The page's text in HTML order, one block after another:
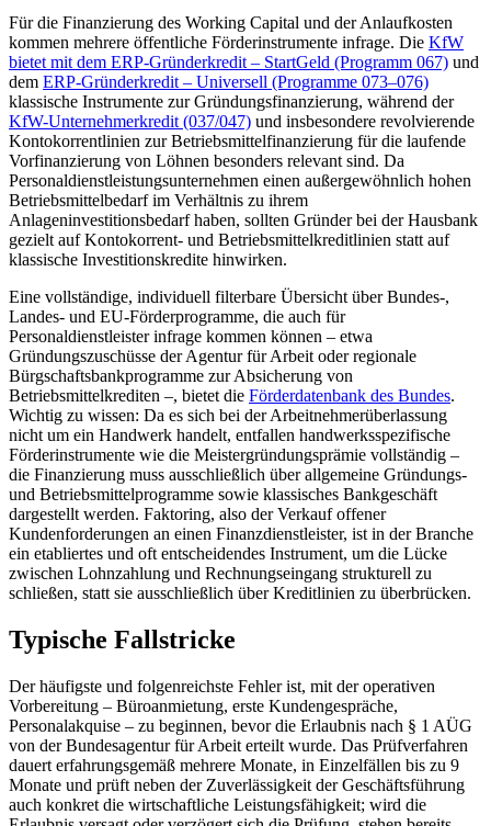
Für die Finanzierung des Working Capital und der Anlaufkosten
kommen mehrere öffentliche Förderinstrumente infrage. Die KfW
bietet mit dem ERP-Gründerkredit – StartGeld (Programm 067) und
dem ERP-Gründerkredit – Universell (Programme 073–076)
klassische Instrumente zur Gründungsfinanzierung, während der
KfW-Unternehmerkredit (037/047) und insbesondere revolvierende
Kontokorrentlinien zur Betriebsmittelfinanzierung für die laufende
Vorfinanzierung von Löhnen besonders relevant sind. Da
Personaldienstleistungsunternehmen einen außergewöhnlich hohen
Betriebsmittelbedarf im Verhältnis zu ihrem
Anlageninvestitionsbedarf haben, sollten Gründer bei der Hausbank
gezielt auf Kontokorrent- und Betriebsmittelkreditlinien statt auf
klassische Investitionskredite hinwirken.
Eine vollständige, individuell filterbare Übersicht über Bundes-,
Landes- und EU-Förderprogramme, die auch für
Personaldienstleister infrage kommen können – etwa
Gründungszuschüsse der Agentur für Arbeit oder regionale
Bürgschaftsbankprogramme zur Absicherung von
Betriebsmittelkrediten –, bietet die Förderdatenbank des Bundes.
Wichtig zu wissen: Da es sich bei der Arbeitnehmerüberlassung
nicht um ein Handwerk handelt, entfallen handwerksspezifische
Förderinstrumente wie die Meistergründungsprämie vollständig –
die Finanzierung muss ausschließlich über allgemeine Gründungs-
und Betriebsmittelprogramme sowie klassisches Bankgeschäft
dargestellt werden. Faktoring, also der Verkauf offener
Kundenforderungen an einen Finanzdienstleister, ist in der Branche
ein etabliertes und oft entscheidendes Instrument, um die Lücke
zwischen Lohnzahlung und Rechnungseingang strukturell zu
schließen, statt sie ausschließlich über Kreditlinien zu überbrücken.
Typische Fallstricke
Der häufigste und folgenreichste Fehler ist, mit der operativen
Vorbereitung – Büroanmietung, erste Kundengespräche,
Personalakquise – zu beginnen, bevor die Erlaubnis nach § 1 AÜG
von der Bundesagentur für Arbeit erteilt wurde. Das Prüfverfahren
dauert erfahrungsgemäß mehrere Monate, in Einzelfällen bis zu 9
Monate und prüft neben der Zuverlässigkeit der Geschäftsführung
auch konkret die wirtschaftliche Leistungsfähigkeit; wird die